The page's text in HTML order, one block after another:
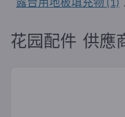
花园配件 供應